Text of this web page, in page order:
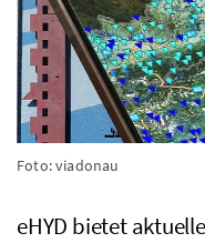
Foto: viadonau
eHYD bietet